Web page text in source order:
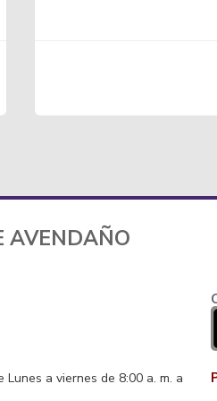
AVENDAÑO
a viernes de 8:00 a. m. a